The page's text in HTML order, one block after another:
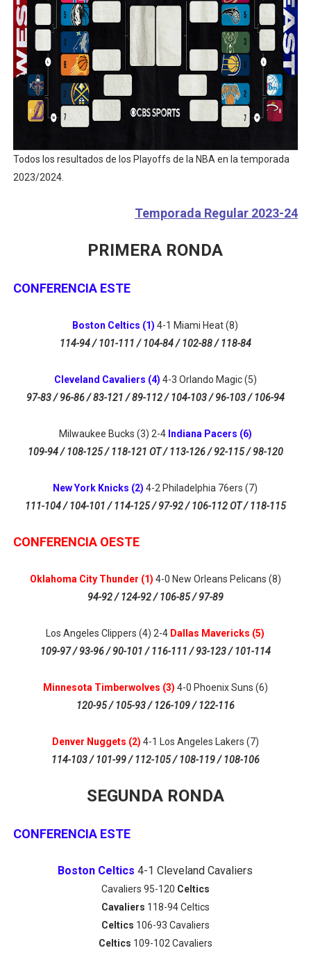
Tour de Francia masculino 2026 - Tadej Pogacar
Mundial de Fórmula 1 2026 - Lando Norris consigue
Copa del Mundo femenina 2026 - Estados Unidos
Campeonato de Europa de saltos 2026 (París,
Todos los resultados de los Playoffs de la NBA en la temporada
2023/2024.
Temporada Regular 2023-24
PRIMERA RONDA
CONFERENCIA ESTE
Boston Celtics (1) 4-1 Miami Heat (8)
114-94 / 101-111 / 104-84 / 102-88 / 118-84
Cleveland Cavaliers (4) 4-3 Orlando Magic (5)
97-83 / 96-86 / 83-121 / 89-112 / 104-103 / 96-103 / 106-94
Milwaukee Bucks (3) 2-4 Indiana Pacers (6)
109-94 / 108-125 / 118-121 OT / 113-126 / 92-115 / 98-120
New York Knicks (2) 4-2 Philadelphia 76ers (7)
111-104 / 104-101 / 114-125 / 97-92 / 106-112 OT / 118-115
CONFERENCIA OESTE
Oklahoma City Thunder (1) 4-0 New Orleans Pelicans (8)
94-92 / 124-92 / 106-85 / 97-89
Los Angeles Clippers (4) 2-4 Dallas Mavericks (5)
109-97 / 93-96 / 90-101 / 116-111 / 93-123 / 101-114
Minnesota Timberwolves (3) 4-0 Phoenix Suns (6)
120-95 / 105-93 / 126-109 / 122-116
Denver Nuggets (2) 4-1 Los Angeles Lakers (7)
114-103 / 101-99 / 112-105 / 108-119 / 108-106
SEGUNDA RONDA
CONFERENCIA ESTE
Boston Celtics 4-1 Cleveland Cavaliers
Cavaliers 95-120 Celtics
Cavaliers 118-94 Celtics
Celtics 106-93 Cavaliers
Celtics 109-102 Cavaliers